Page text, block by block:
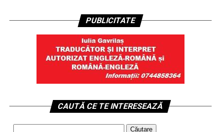
PUBLICITATE
CAUTĂ CE TE INTERESEAZĂ